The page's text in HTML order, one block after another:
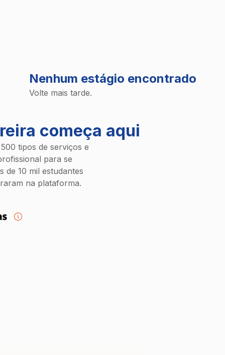
Nenhum estágio encontrado
Volte mais tarde.
começa aqui
tipos de serviços e
para se
de 10 mil estudantes
na plataforma.